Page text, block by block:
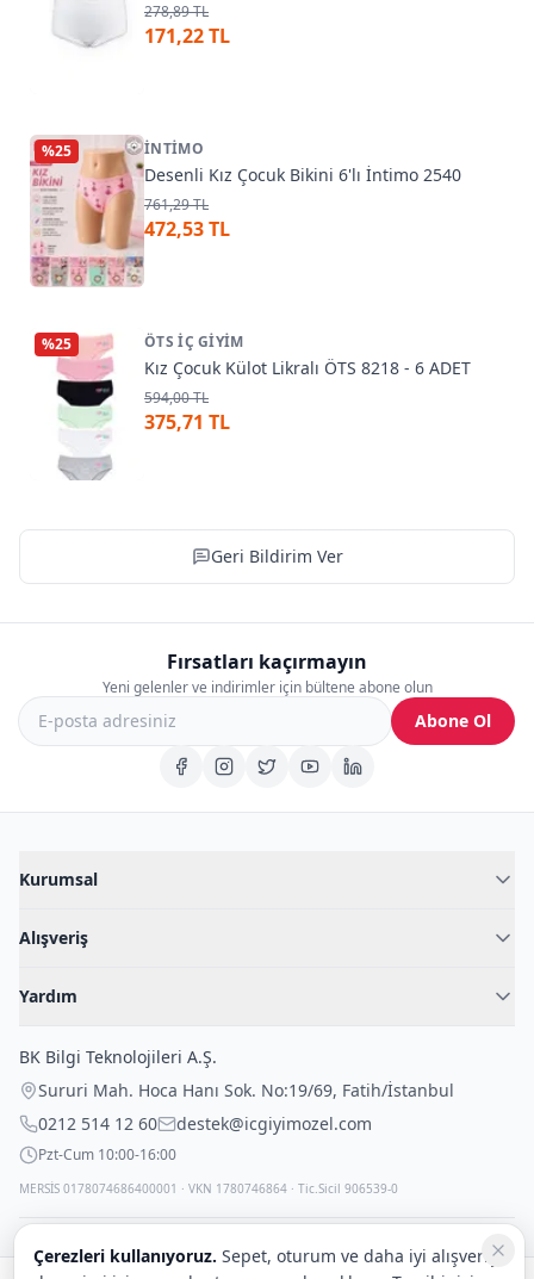
278,89 TL
171,22 TL
%25 İNTIMO
Desenli Kız Çocuk Bikini 6'lı İntimo 2540
761,29 TL
472,53 TL
%25 ÖTS İÇ GIYIM
Kız Çocuk Külot Likralı ÖTS 8218 - 6 ADET
594,00 TL
375,71 TL
Geri Bildirim Ver
Fırsatları kaçırmayın
Yeni gelenler ve indirimler için bültene abone olun
Abone Ol
Kurumsal
Blog
İç Giyim Rehberi
Alışveriş
Fantazi İç Giyim
Çocuk İç Giyim
Outlet Fırsatları
Yardım
İade Politikası
Gizli Paketleme
BK Bilgi Teknolojileri A.Ş.
Sururi Mah. Hoca Hanı Sok. No:19/69, Fatih/İstanbul
0212 514 12 60
destek@icgiyimozel.com
Pzt-Cum 10:00-16:00
MERSİS 0178074686400001 · VKN 1780746864 · Tic.Sicil 906539-0
Çerezleri kullanıyoruz. Sepet, oturum ve daha iyi alışveriş